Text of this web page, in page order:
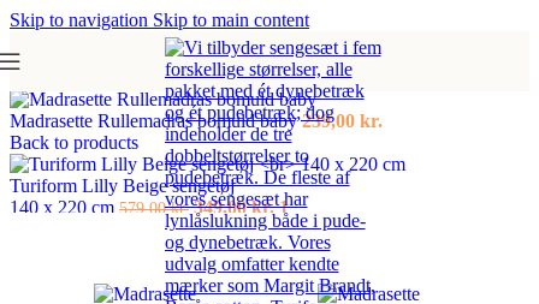
Skip to navigation Skip to main content
Forside Rullemadras
Madrasette Rullemadras bomuld baby239,00 kr.
Back to products
Turiform Lilly Beige sengetøj
140 x 220 cm 579,00kr.Den
oprindelige
pris
var:
579,00 kr..
349,00kr.Den
aktuelle
pris
er:
349,00 kr..
1